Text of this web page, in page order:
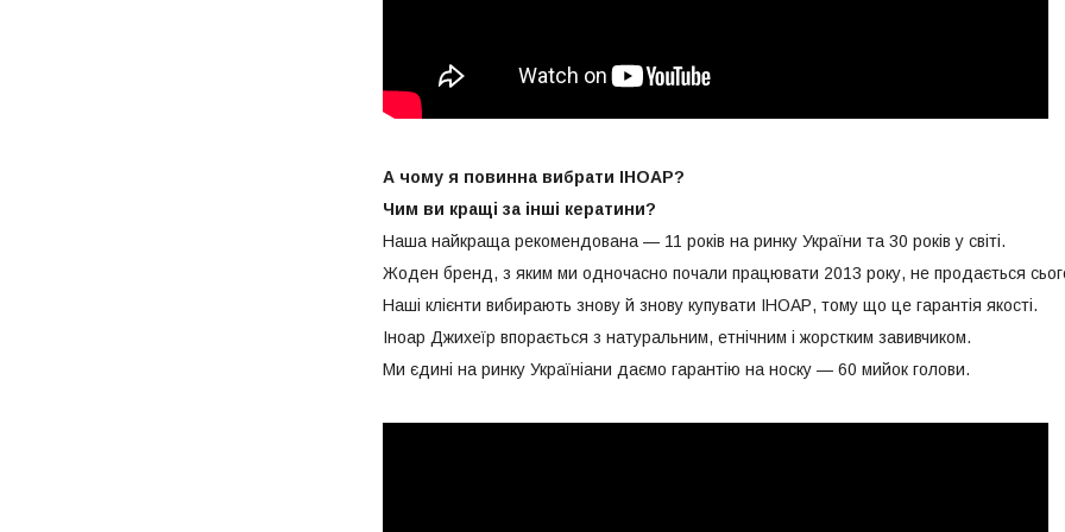
А чому я повинна вибрати ІНОАР?
Чим ви кращі за інші кератини?
Наша найкраща рекомендована — 11 років на ринку України та 30 років у світі.
Жоден бренд, з яким ми одночасно почали працювати 2013 року, не продається
Наші клієнти вибирають знову й знову купувати ІНОАР, тому що це гарантія якості.
Іноар Джихеїр впорається з натуральним, етнічним і жорстким завивчиком.
Ми єдині на ринку Україніани даємо гарантію на носку — 60 мийок голови.